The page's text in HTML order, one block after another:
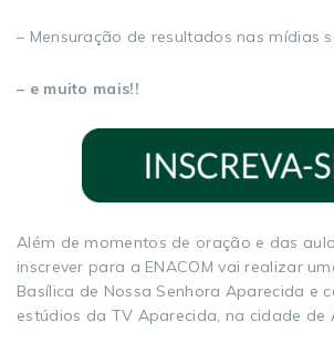
– Mensuração de resultados nas mídias
– e muito mais!!
Além de momentos de oração e das
inscrever para a ENACOM vai realizar
Basílica de Nossa Senhora Aparecida e
estúdios da TV Aparecida, na cidade de